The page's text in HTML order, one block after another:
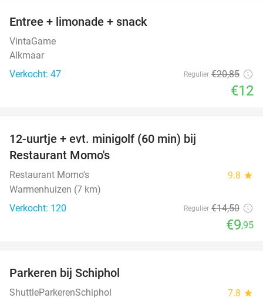
Entree + limonade + snack
VintaGame
Alkmaar
Verkocht: 47
Regulier €20,85
€12
12-uurtje + evt. minigolf (60 min) bij
Restaurant Momo's
Restaurant Momo's 9.8 star
Warmenhuizen (7 km)
Verkocht: 120
Regulier €14,50
€9,95
Parkeren bij Schiphol
ShuttleParkerenSchiphol 7.8 star